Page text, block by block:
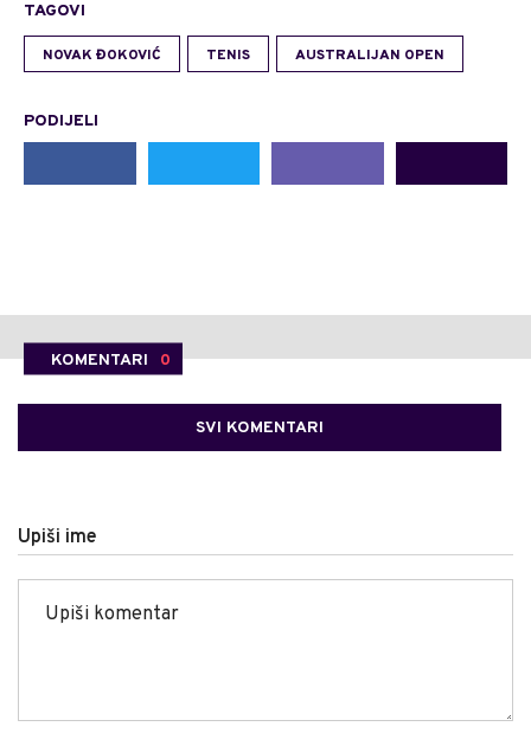
TAGOVI
NOVAK ĐOKOVIĆ TENIS AUSTRALIJAN OPEN
PODIJELI
KOMENTARI 0
SVI KOMENTARI
Upiši ime